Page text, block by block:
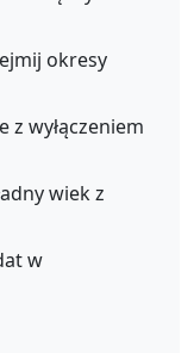
okresy
z wyłączeniem
wiek z
w